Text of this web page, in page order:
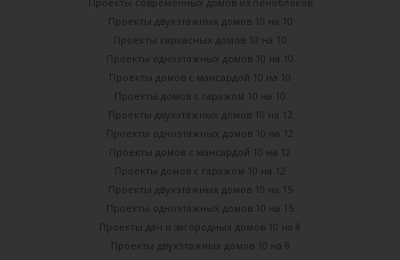
Проекты двухэтажных домов 10 на 10
Проекты каркасных домов 10 на 10
Проекты одноэтажных домов 10 на 10
Проекты домов с мансардой 10 на 10
Проекты домов с гаражом 10 на 10
Проекты двухэтажных домов 10 на 12
Проекты одноэтажных домов 10 на 12
Проекты домов с мансардой 10 на 12
Проекты домов с гаражом 10 на 12
Проекты двухэтажных домов 10 на 15
Проекты одноэтажных домов 10 на 15
Проекты дач и загородных домов 10 на 8
Проекты двухэтажных домов 10 на 8